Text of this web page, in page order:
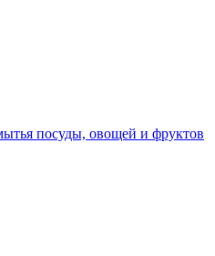
посуды, овощей и фруктов